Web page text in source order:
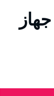
مقوي سيرفس 5g ابوالحصاني 66005153 جهاز